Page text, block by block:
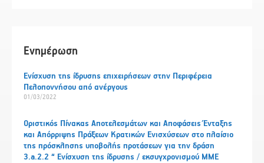
Ενημέρωση
Ενίσχυση της ίδρυσης επιχειρήσεων στην Περιφέρεια
Πελοποννήσου από ανέργους
01/03/2022
Οριστικός Πίνακας Αποτελεσμάτων και Αποφάσεις Ένταξης
και Απόρριψης Πράξεων Κρατικών Ενισχύσεων στο πλαίσιο
της πρόσκλησης υποβολής προτάσεων για την δράση
3.a.2.2 “ Ενίσχυση της ίδρυσης / εκσυγχρονισμού ΜΜΕ